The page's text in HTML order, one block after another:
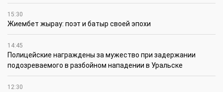
15:30
Жиембет жырау: поэт и батыр своей эпохи
14:45
Полицейские награждены за мужество при задержании
подозреваемого в разбойном нападении в Уральске
12:30